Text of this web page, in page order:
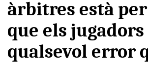
àrbitres està
que els
qualsevol error